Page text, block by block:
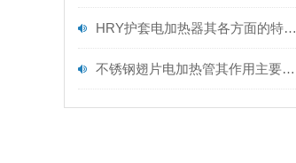
HRY护套电加热器其各方面的特点如下
不锈钢翅片电加热管其作用主要有以下几个方面